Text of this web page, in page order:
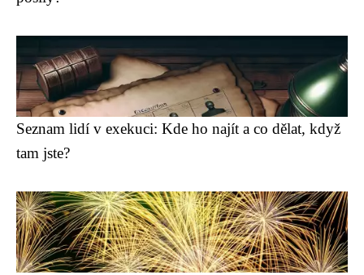
Seznam lidí v exekuci: Kde ho najít a co dělat, když
tam jste?